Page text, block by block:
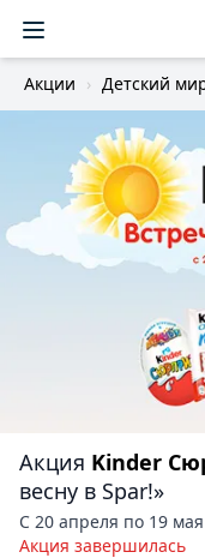
Акции Детский
Акция Kinder
весну в Spar!»
С 20 апреля по 19 мая
Акция завершилась